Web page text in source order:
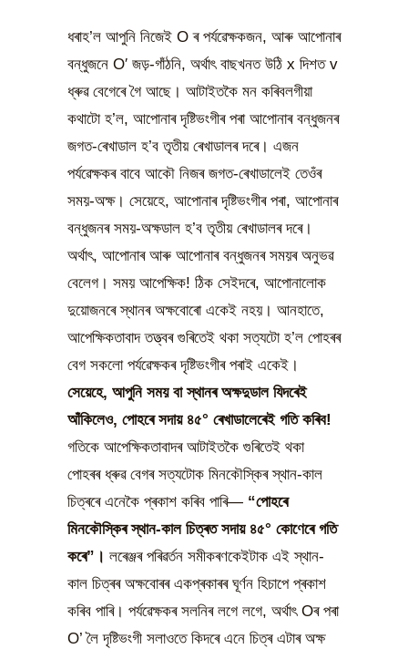
ধৰাহ’ল আপুনি নিজেই O ৰ পৰ্যৱেক্ষকজন, আৰু আপোনাৰ
বন্ধুজনে O′ জড়-গাঁঠনি, অৰ্থাৎ বাছখনত উঠি x দিশত v
ধ্ৰুৱ বেগেৰে গৈ আছে। আটাইতকৈ মন কৰিবলগীয়া
কথাটো হ’ল, আপোনাৰ দৃষ্টিভংগীৰ পৰা আপোনাৰ বন্ধুজনৰ
জগত-ৰেখাডাল হ’ব তৃতীয় ৰেখাডালৰ দৰে। এজন
পৰ্যৱেক্ষকৰ বাবে আকৌ নিজৰ জগত-ৰেখাডালেই তেওঁৰ
সময়-অক্ষ। সেয়েহে, আপোনাৰ দৃষ্টিভংগীৰ পৰা, আপোনাৰ
বন্ধুজনৰ সময়-অক্ষডাল হ’ব তৃতীয় ৰেখাডালৰ দৰে।
অৰ্থাৎ, আপোনাৰ আৰু আপোনাৰ বন্ধুজনৰ সময়ৰ অনুভৱ
বেলেগ। সময় আপেক্ষিক! ঠিক সেইদৰে, আপোনালোক
দুয়োজনৰে স্থানৰ অক্ষবোৰো একেই নহয়। আনহাতে,
আপেক্ষিকতাবাদ তত্ত্বৰ গুৰিতেই থকা সত্যটো হ’ল পোহৰৰ
বেগ সকলো পৰ্যৱেক্ষকৰ দৃষ্টিভংগীৰ পৰাই একেই।
সেয়েহে, আপুনি সময় বা স্থানৰ অক্ষদুডাল যিদৰেই
আঁকিলেও, পোহৰে সদায় ৪৫° ৰেখাডালেৰেই গতি কৰিব!
গতিকে আপেক্ষিকতাবাদৰ আটাইতকৈ গুৰিতেই থকা
পোহৰৰ ধ্ৰুৱ বেগৰ সত্যটোক মিনকৌস্কিৰ স্থান-কাল
চিত্ৰৰে এনেকৈ প্ৰকাশ কৰিব পাৰি— “পোহৰে
মিনকৌস্কিৰ স্থান-কাল চিত্ৰত সদায় ৪৫° কোণেৰে গতি
কৰে”। লৰেঞ্জৰ পৰিৱৰ্তন সমীকৰণকেইটাক এই স্থান-
কাল চিত্ৰৰ অক্ষবোৰৰ একপ্ৰকাৰৰ ঘূৰ্ণন হিচাপে প্ৰকাশ
কৰিব পাৰি। পৰ্যৱেক্ষকৰ সলনিৰ লগে লগে, অৰ্থাৎ Oৰ পৰা
O’ লৈ দৃষ্টিভংগী সলাওতে কিদৰে এনে চিত্ৰ এটাৰ অক্ষ